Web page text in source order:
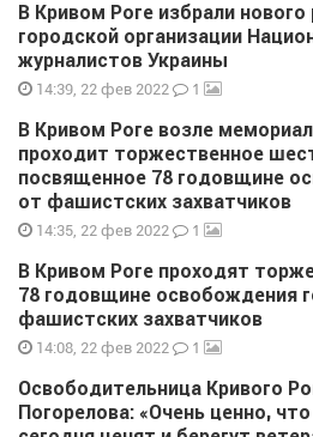
В Кривом Роге избрали
городской организации
журналистов Украины
14:39, 22 фев 2022 1
В Кривом Роге возле
проходит торжественное
посвященное 78 годовщине
от фашистских захватчиков
14:35, 22 фев 2022 1
В Кривом Роге проходят
78 годовщине освобождения
фашистских захватчиков
14:08, 22 фев 2022 1
Освободительница Кривого
Погорелова: «Очень ценно,